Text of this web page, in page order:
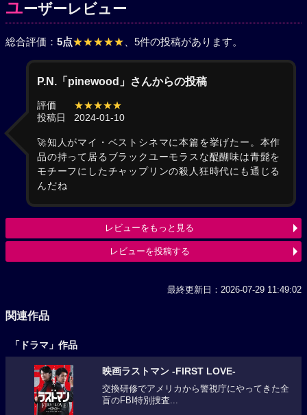
ユーザーレビュー
総合評価： 5点★★★★★ 、5件の投稿があります。
P.N.「pinewood」さんからの投稿
評価
★★★★★
投稿日
2024-01-10
🚀知人がマイ・ベストシネマに本篇を挙げたー。本作
品の持って居るブラックユーモラスな醍醐味は青髭を
モチーフにしたチャップリンの殺人狂時代にも通じる
んだね
レビューをもっと見る
レビューを投稿する
最終更新日：2026-07-29 11:49:02
関連作品
「ドラマ」作品
映画ラストマン -FIRST LOVE-
交換研修でアメリカから警視庁にやってきた全
盲のFBI特別捜査...